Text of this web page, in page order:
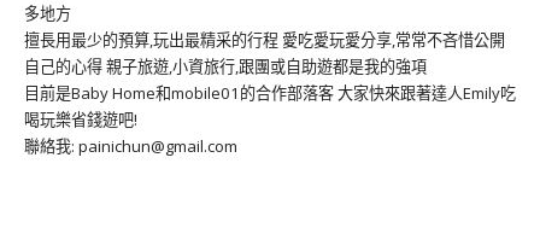
多地方
擅長用最少的預算,玩出最精采的行程 愛吃愛玩愛分享,常常不吝惜公開
自己的心得 親子旅遊,小資旅行,跟團或自助遊都是我的強項
目前是Baby Home和mobile01的合作部落客 大家快來跟著達人Emily吃
喝玩樂省錢遊吧!
聯絡我: painichun@gmail.com